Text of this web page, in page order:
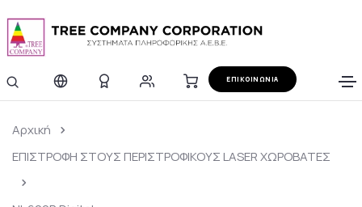
ΕΠΙΚΟΙΝΩΝΙΑ
Αρχική
ΕΠΙΣΤΡΟΦΗ ΣΤΟΥΣ ΠΕΡΙΣΤΡΟΦΙΚΟΥΣ LASER ΧΩΡΟΒΑΤΕΣ